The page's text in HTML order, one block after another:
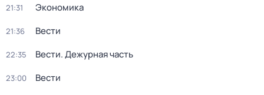
21:31 Экономика
21:36 Вести
22:35 Вести. Дежурная часть
23:00 Вести